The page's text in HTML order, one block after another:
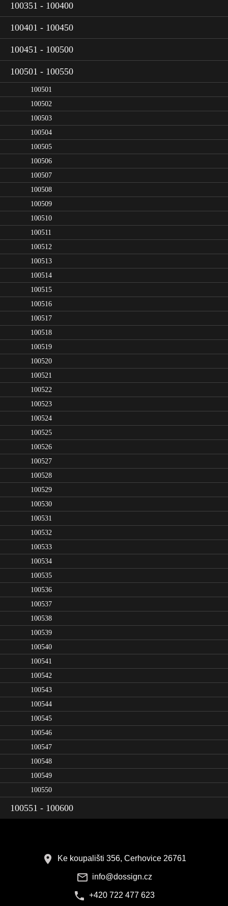
100351 - 100400
100401 - 100450
100451 - 100500
100501 - 100550
100501
100502
100503
100504
100505
100506
100507
100508
100509
100510
100511
100512
100513
100514
100515
100516
100517
100518
100519
100520
100521
100522
100523
100524
100525
100526
100527
100528
100529
100530
100531
100532
100533
100534
100535
100536
100537
100538
100539
100540
100541
100542
100543
100544
100545
100546
100547
100548
100549
100550
100551 - 100600
Ke koupališti 356, Cerhovice 26761
info@dossign.cz
+420 722 477 623